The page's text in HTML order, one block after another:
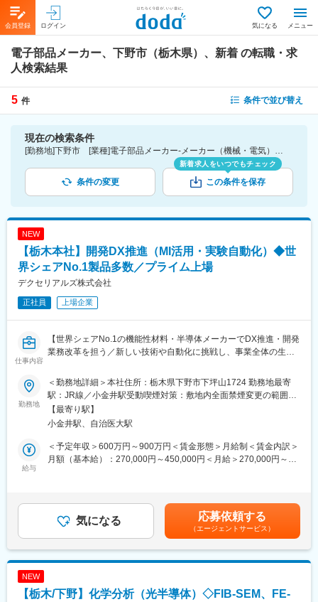
会員登録 ログイン 気になる メニュー
電子部品メーカー、下野市（栃木県）、新着 の転職・求
人検索結果
5 件 条件で並び替え
現在の検索条件
[勤務地]下野市 [業種]電子部品メーカー-メーカー（機械・電気）業界 [こだわり条件ピックアップ]新着
条件の変更
新着求人をいつでもチェック
この条件を保存
NEW
【栃木本社】開発DX推進（MI活用・実験自動化）◆世
界シェアNo.1製品多数／プライム上場
デクセリアルズ株式会社
正社員 上場企業
仕事内容
【世界シェアNo.1の機能性材料・半導体メーカーでDX推進・開発
業務改革を担う／新しい技術や自動化に挑戦し、事業全体の生産
■募集背景
当社は、中期経営計画2028 "進化の実現" において、「成長領域で
の事業拡大、既存領域における事業の質的強化、経営基盤の進
化」を基本方針に掲げ、研究開発の重点化・加速と事業ポートフ
ォリオの変革を推進しています。
当事業部においても、既存事業の強化とポートフォリオ拡大を両
度化を進めています。中期経営計画の実現に向けて、「研究開発
力の強化」と「事業部全体の生産性向上」を支えてくれる仲間を
と業務効率化を推進していただきます。関係各所と連携し、研究
勤務地
＜勤務地詳細＞本社住所：栃木県下野市下坪山1724 勤務地最寄
駅：JR線／小金井駅受動喫煙対策：敷地内全面禁煙変更の範囲：
会社の定める事業所（リモートワーク含む）
【最寄り駅】
小金井駅、自治医大駅
給与
＜予定年収＞600万円～900万円＜賃金形態＞月給制＜賃金内訳＞
月額（基本給）：270,000円～450,000円＜月給＞270,000円～
気になる 応募依頼する
（エージェントサービス）
NEW
【栃木/下野】化学分析（光半導体）◇FIB-SEM、FE-